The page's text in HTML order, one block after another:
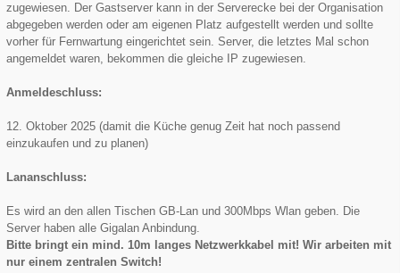
zugewiesen. Der Gastserver kann in der Serverecke bei der Organisation
abgegeben werden oder am eigenen Platz aufgestellt werden und sollte
vorher für Fernwartung eingerichtet sein. Server, die letztes Mal schon
angemeldet waren, bekommen die gleiche IP zugewiesen.
Anmeldeschluss:
12. Oktober 2025 (damit die Küche genug Zeit hat noch passend
einzukaufen und zu planen)
Lananschluss:
Es wird an den allen Tischen GB-Lan und 300Mbps Wlan geben. Die
Server haben alle Gigalan Anbindung.
Bitte bringt ein mind. 10m langes Netzwerkkabel mit! Wir arbeiten mit
nur einem zentralen Switch!